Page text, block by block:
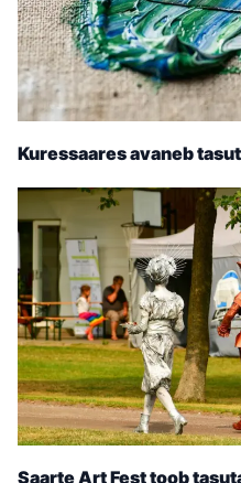
Kuressaares avaneb
Saarte Art Fest toob